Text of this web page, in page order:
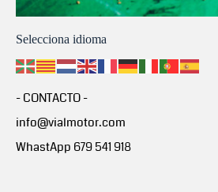
Selecciona idioma
- CONTACTO -
info@vialmotor.com
WhastApp 679 541 918